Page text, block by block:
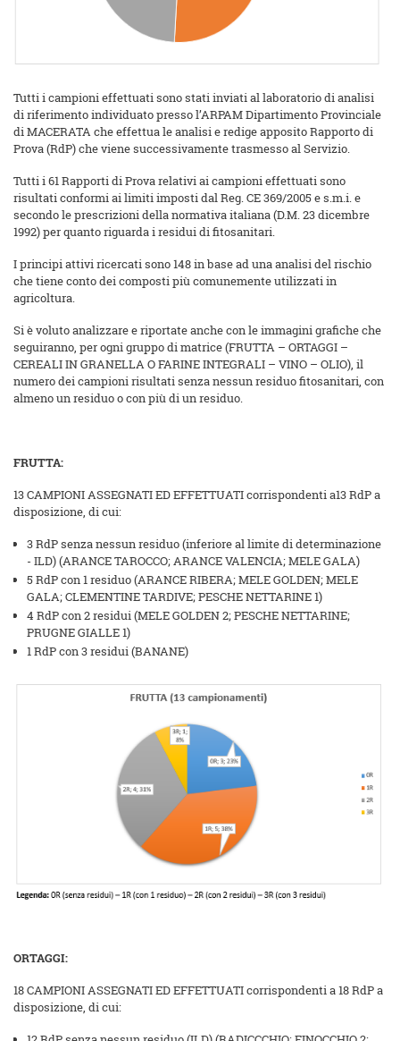
Tutti i campioni effettuati sono stati inviati al laboratorio di analisi
di riferimento individuato presso l’ARPAM Dipartimento Provinciale
di MACERATA che effettua le analisi e redige apposito Rapporto di
Prova (RdP) che viene successivamente trasmesso al Servizio.
Tutti i 61 Rapporti di Prova relativi ai campioni effettuati sono
risultati conformi ai limiti imposti dal Reg. CE 369/2005 e s.m.i. e
secondo le prescrizioni della normativa italiana (D.M. 23 dicembre
1992) per quanto riguarda i residui di fitosanitari.
I principi attivi ricercati sono 148 in base ad una analisi del rischio
che tiene conto dei composti più comunemente utilizzati in
agricoltura.
Si è voluto analizzare e riportate anche con le immagini grafiche che
seguiranno, per ogni gruppo di matrice (FRUTTA – ORTAGGI –
CEREALI IN GRANELLA O FARINE INTEGRALI – VINO – OLIO), il
numero dei campioni risultati senza nessun residuo fitosanitari, con
almeno un residuo o con più di un residuo.
FRUTTA:
13 CAMPIONI ASSEGNATI ED EFFETTUATI corrispondenti a13 RdP a
disposizione, di cui:
3 RdP senza nessun residuo (inferiore al limite di determinazione
- ILD) (ARANCE TAROCCO; ARANCE VALENCIA; MELE GALA)
5 RdP con 1 residuo (ARANCE RIBERA; MELE GOLDEN; MELE
GALA; CLEMENTINE TARDIVE; PESCHE NETTARINE 1)
4 RdP con 2 residui (MELE GOLDEN 2; PESCHE NETTARINE;
PRUGNE GIALLE 1)
1 RdP con 3 residui (BANANE)
ORTAGGI:
18 CAMPIONI ASSEGNATI ED EFFETTUATI corrispondenti a 18 RdP a
disposizione, di cui: